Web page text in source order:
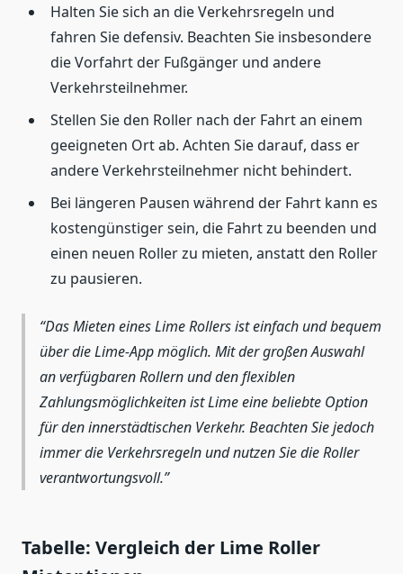
Halten Sie sich an die Verkehrsregeln und
fahren Sie defensiv. Beachten Sie insbesondere
die Vorfahrt der Fußgänger und andere
Verkehrsteilnehmer.
Stellen Sie den Roller nach der Fahrt an einem
geeigneten Ort ab. Achten Sie darauf, dass er
andere Verkehrsteilnehmer nicht behindert.
Bei längeren Pausen während der Fahrt kann es
kostengünstiger sein, die Fahrt zu beenden und
einen neuen Roller zu mieten, anstatt den Roller
zu pausieren.
Das Mieten eines Lime Rollers ist einfach und bequem
über die Lime-App möglich. Mit der großen Auswahl
an verfügbaren Rollern und den flexiblen
Zahlungsmöglichkeiten ist Lime eine beliebte Option
für den innerstädtischen Verkehr. Beachten Sie jedoch
immer die Verkehrsregeln und nutzen Sie die Roller
verantwortungsvoll.
Tabelle: Vergleich der Lime Roller